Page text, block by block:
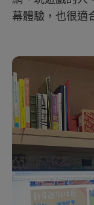
幕體驗，也很適